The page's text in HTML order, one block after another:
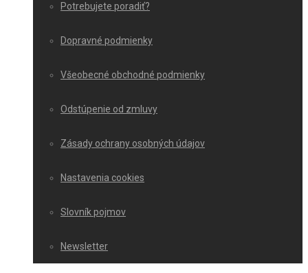
Potrebujete poradiť?
Dopravné podmienky
Všeobecné obchodné podmienky
Odstúpenie od zmluvy
Zásady ochrany osobných údajov
Nastavenia cookies
Slovník pojmov
Newsletter